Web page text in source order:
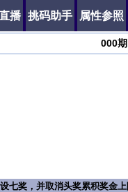
播 挑码助手 属性参照
000期
七奖，并取消头奖累积奖金